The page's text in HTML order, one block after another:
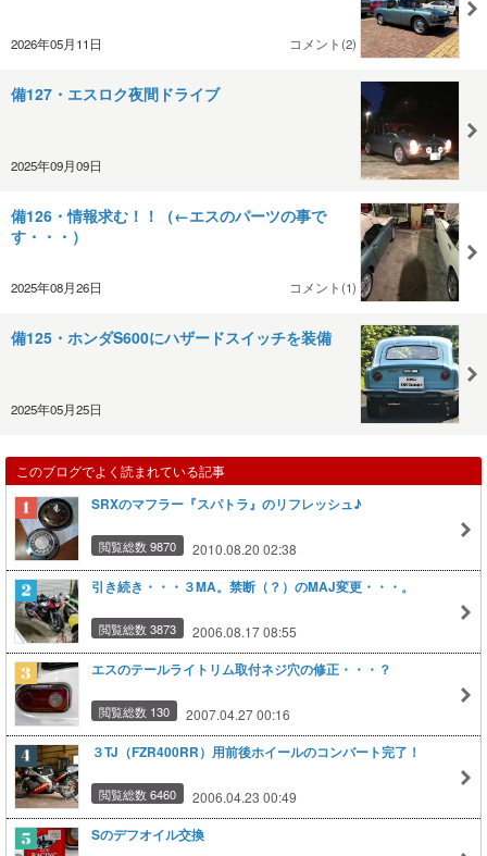
2026年05月11日 コメント(2)
備127・エスロク夜間ドライブ
2025年09月09日
備126・情報求む！！（←エスのパーツの事で
す・・・）
2025年08月26日 コメント(1)
備125・ホンダS600にハザードスイッチを装備
2025年05月25日
このブログでよく読まれている記事
SRXのマフラー『スパトラ』のリフレッシュ♪
閲覧総数 9870 2010.08.20 02:38
引き続き・・・３MA。禁断（？）のMAJ変更・・・。
閲覧総数 3873 2006.08.17 08:55
エスのテールライトリム取付ネジ穴の修正・・・？
閲覧総数 130 2007.04.27 00:16
３TJ（FZR400RR）用前後ホイールのコンバート完了！
閲覧総数 6460 2006.04.23 00:49
Sのデフオイル交換